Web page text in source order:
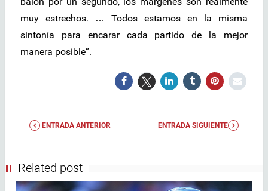
muy estrechos. … Todos estamos en la misma
sintonía para encarar cada partido de la mejor
manera posible”.
ENTRADA ANTERIOR ENTRADA SIGUIENTE
Related post